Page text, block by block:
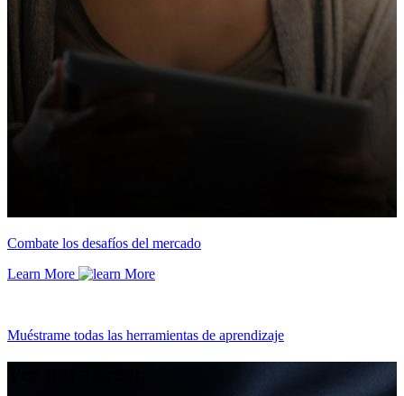
Combate los desafíos del mercado
Learn More
Muéstrame todas las herramientas de aprendizaje